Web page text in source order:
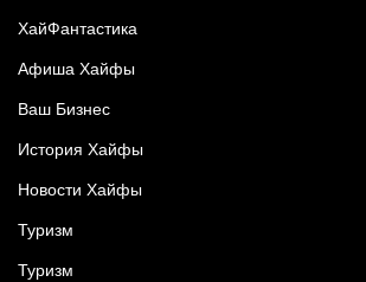
XайФантастика
Афиша Хайфы
Ваш Бизнес
История Хайфы
Новости Хайфы
Туризм
Туризм